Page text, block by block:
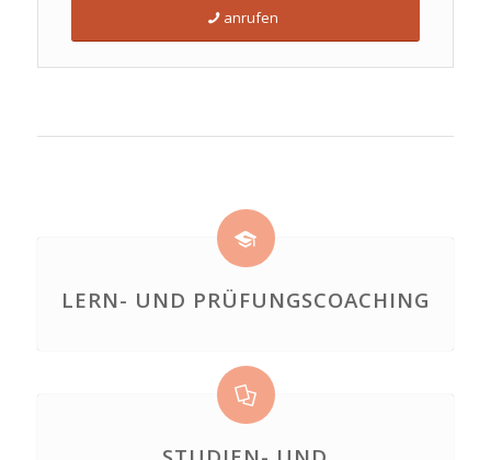
anrufen
LERN- UND PRÜFUNGSCOACHING